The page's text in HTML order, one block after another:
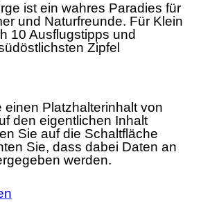
ist ein wahres Paradies für
und Naturfreunde. Für Klein
10 Ausflugstipps und
Zipfel
einen Platzhalterinhalt von
den eigentlichen Inhalt
Sie auf die Schaltfläche
Sie, dass dabei Daten an
werden.